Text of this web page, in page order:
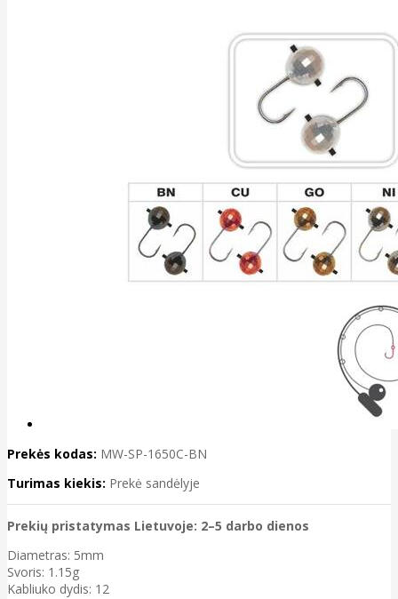
Prekės kodas: MW-SP-1650C-BN
Turimas kiekis: Prekė sandėlyje
Prekių pristatymas Lietuvoje: 2–5 darbo dienos
Diametras: 5mm
Svoris: 1.15g
Kabliuko dydis: 12